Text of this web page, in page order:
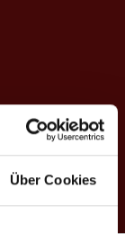
Über Cookies